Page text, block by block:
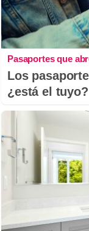
Pasaportes que
Los
¿está el tuyo?